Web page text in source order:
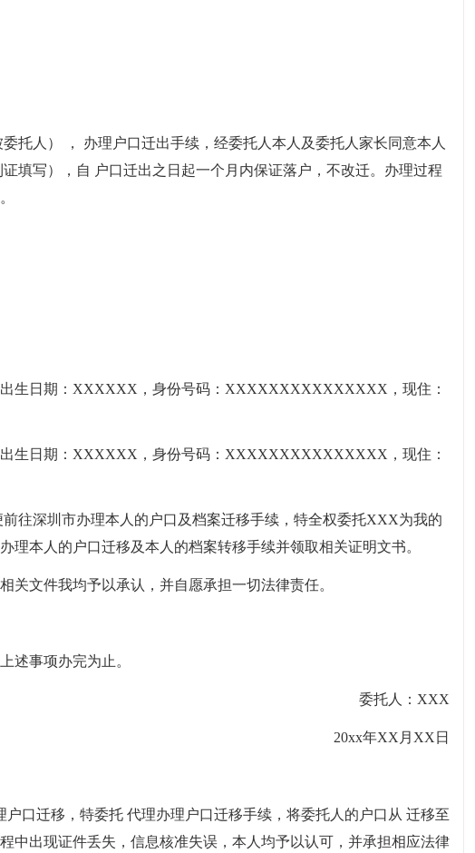
托人） ， 办理户口迁出手续，经委托人本人及委托人家长同意本人
填写），自 户口迁出之日起一个月内保证落户，不改迁。办理过程
生日期：XXXXXX，身份号码：XXXXXXXXXXXXXXX，现住：
生日期：XXXXXX，身份号码：XXXXXXXXXXXXXXX，现住：
往深圳市办理本人的户口及档案迁移手续，特全权委托XXX为我的
理本人的户口迁移及本人的档案转移手续并领取相关证明文书。
关文件我均予以承认，并自愿承担一切法律责任。
述事项办完为止。
委托人：XXX
20xx年XX月XX日
户口迁移，特委托 代理办理户口迁移手续，将委托人的户口从 迁移至
中出现证件丢失，信息核准失误，本人均予以认可，并承担相应法律